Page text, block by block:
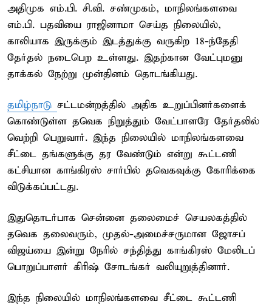
அதிமுக எம்.பி. சி.வி. சண்முகம், மாநிலங்களவை
எம்.பி. பதவியை ராஜினாமா செய்த நிலையில்,
காலியாக இருக்கும் இடத்துக்கு வருகிற 18-ந்தேதி
தேர்தல் நடைபெற உள்ளது. இதற்கான வேட்புமனு
தாக்கல் நேற்று முன்தினம் தொடங்கியது.
தமிழ்நாடு சட்டமன்றத்தில் அதிக உறுப்பினர்களைக்
கொண்டுள்ள தவெக நிறுத்தும் வேட்பாளரே தேர்தலில்
வெற்றி பெறுவார். இந்த நிலையில் மாநிலங்களவை
சீட்டை தங்களுக்கு தர வேண்டும் என்று கூட்டணி
கட்சியான காங்கிரஸ் சார்பில் தவெகவுக்கு கோரிக்கை
விடுக்கப்பட்டது.
இதுதொடர்பாக சென்னை தலைமைச் செயலகத்தில்
தவெக தலைவரும், முதல்-அமைச்சருமான ஜோசப்
விஜய்யை இன்று நேரில் சந்தித்து காங்கிரஸ் மேலிடப்
பொறுப்பாளர் கிரிஷ் சோடங்கர் வலியுறுத்தினார்.
இந்த நிலையில் மாநிலங்களவை சீட்டை கூட்டணி